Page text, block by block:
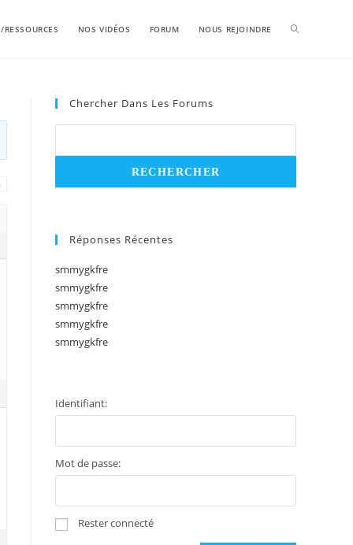
RESSOURCES NOS VIDÉOS FORUM NOUS REJOINDRE
Chercher Dans Les Forums
Réponses Récentes
smmygkfre
smmygkfre
smmygkfre
smmygkfre
smmygkfre
Identifiant:
Mot de passe:
Rester connecté